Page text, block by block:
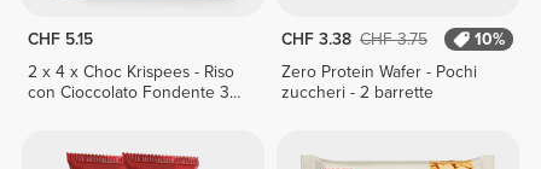
CHF 5.15
2 x 4 x Choc Krispees - Riso
con Cioccolato Fondente 30
CHF 3.38 CHF 3.75
10%
Zero Protein Wafer - Pochi
zuccheri - 2 barrette